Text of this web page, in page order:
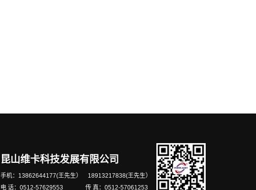
昆山维卡科技发展有限公司
手机：13862644177(王先生） 18913217838(王先生）
电 话：0512-57629553 传 真：0512-57061253